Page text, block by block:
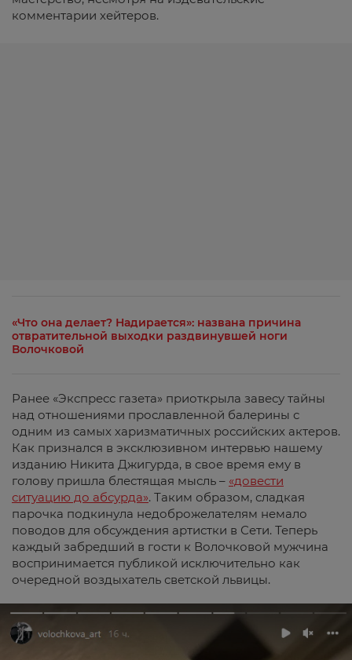
комментарии хейтеров.
«Что она делает? Надирается»: названа причина
отвратительной выходки раздвинувшей ноги
Волочковой
Ранее «Экспресс газета» приоткрыла завесу тайны
над отношениями прославленной балерины с
одним из самых харизматичных российских актеров.
Как признался в эксклюзивном интервью нашему
изданию Никита Джигурда, в свое время ему в
голову пришла блестящая мысль – «довести
ситуацию до абсурда». Таким образом, сладкая
парочка подкинула недоброжелателям немало
поводов для обсуждения артистки в Сети. Теперь
каждый забредший в гости к Волочковой мужчина
воспринимается публикой исключительно как
очередной воздыхатель светской львицы.